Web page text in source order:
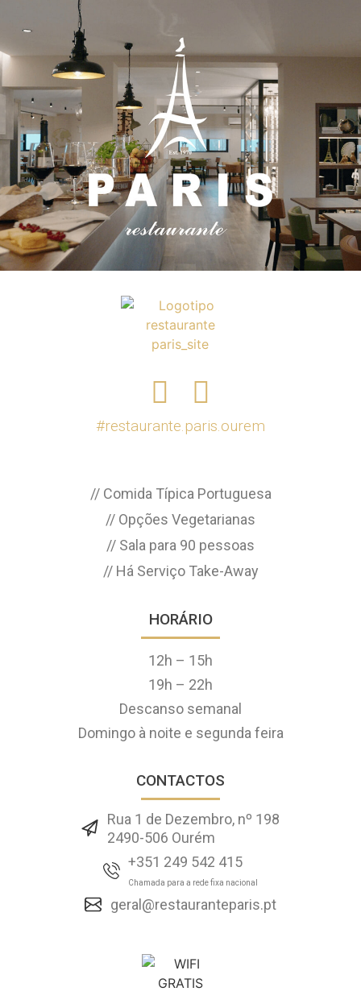
#restaurante.paris.ourem
// Comida Típica Portuguesa
// Opções Vegetarianas
// Sala para 90 pessoas
// Há Serviço Take-Away
HORÁRIO
12h – 15h
19h – 22h
Descanso semanal
Domingo à noite e segunda feira
CONTACTOS
Rua 1 de Dezembro, nº 198
2490-506 Ourém
+351 249 542 415
Chamada para a rede fixa nacional
geral@restauranteparis.pt